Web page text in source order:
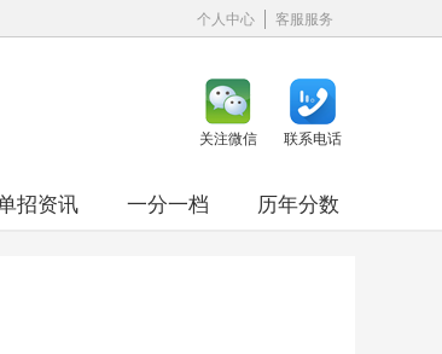
个人中心 客服服务
关注微信 联系电话
招资讯 一分一档 历年分数